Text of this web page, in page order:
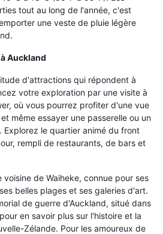
tout au long de l'année, c'est
une veste de pluie légère
Auckland
d'attractions qui répondent à
votre exploration par une visite à
où vous pourrez profiter d'une vue
même essayer une passerelle ou un
Explorez le quartier animé du front
rempli de restaurants, de bars et
de Waiheke, connue pour ses
belles plages et ses galeries d'art.
de guerre d'Auckland, situé dans
en savoir plus sur l'histoire et la
Zélande. Pour les amoureux de